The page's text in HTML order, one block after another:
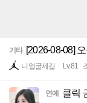
기타 [2026-08-08]
니얼굴제길 Lv.81
연예 클릭